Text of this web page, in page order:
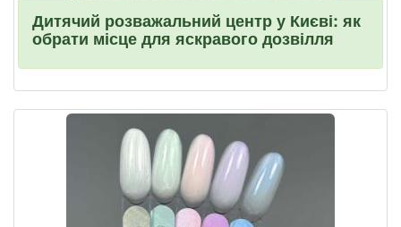
Дитячий розважальний центр у Києві: як
обрати місце для яскравого дозвілля